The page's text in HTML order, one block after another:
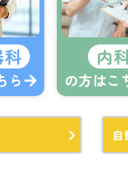
科
ら
内
の方はこ
自